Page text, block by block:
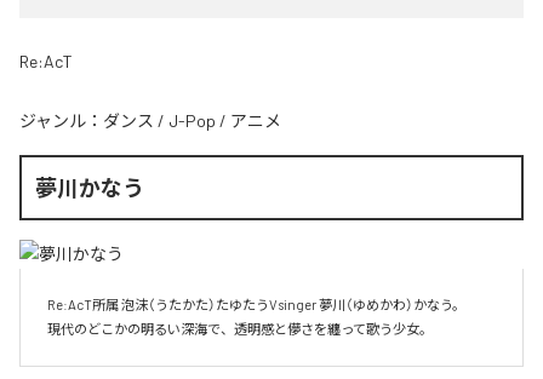
Re:AcT
ジャンル： ダンス / J-Pop / アニメ
夢川かなう
現代のどこかの明るい深海で、透明感と儚さを纏って歌う少女。